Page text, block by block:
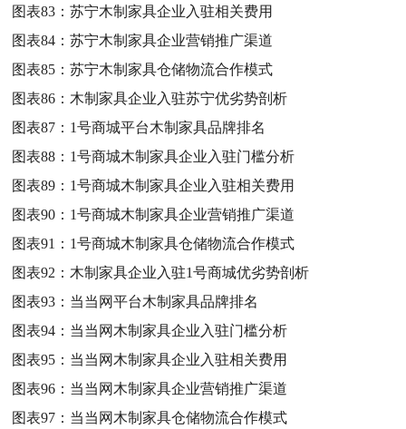
图表83：苏宁木制家具企业入驻相关费用
图表84：苏宁木制家具企业营销推广渠道
图表85：苏宁木制家具仓储物流合作模式
图表86： 木制家具企业入驻苏宁优劣势剖析
图表87： 1号商城平台木制家具品牌排名
图表88： 1号商城木制家具企业入驻门槛分析
图表89： 1号商城木制家具企业入驻相关费用
图表90： 1号商城木制家具企业营销推广渠道
图表91： 1号商城木制家具仓储物流合作模式
图表92： 木制家具企业入驻1号商城优劣势剖析
图表93： 当当网平台木制家具品牌排名
图表94： 当当网木制家具企业入驻门槛分析
图表95： 当当网木制家具企业入驻相关费用
图表96： 当当网木制家具企业营销推广渠道
图表97： 当当网木制家具仓储物流合作模式